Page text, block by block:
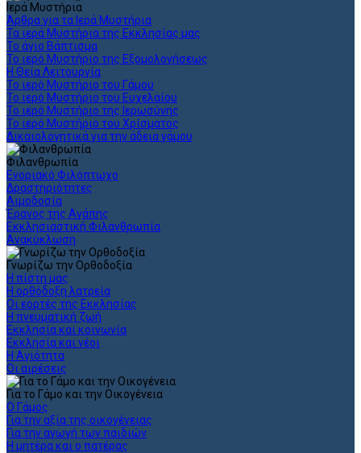
Ιερά Μυστήρια
Άρθρα για τα Ιερά Μυστήρια
Τα ιερά Μυστήρια της Εκκλησίας μας
Το άγιο Βάπτισμα
Το ιερό Μυστήριο της Εξομολογήσεως
Η Θεία Λειτουργία
Το ιερό Μυστήριο του Γάμου
Το ιερό Μυστήριο του Ευχελαίου
Το ιερό Μυστήριο της Ιερωσύνης
Το ιερό Μυστήριο του Χρίσματος
Δικαιολογητικά για την άδεια γάμου
Φιλανθρωπία
Ενοριακό Φιλόπτωχο
Δραστηριότητες
Αιμοδοσία
Έρανος της Αγάπης
Εκκλησιαστική Φιλανθρωπία
Ανακύκλωση
Γνωρίζω την Ορθοδοξία
Η πίστη μας
Η ορθόδοξη λατρεία
Οι εορτές της Εκκλησίας
Η πνευματική ζωή
Εκκλησία και κοινωνία
Εκκλησία και νέοι
Η Αγιότητα
Οι αιρέσεις
Για το Γάμο και την Οικογένεια
Ο Γάμος
Για την αξία της οικογένειας
Για την αγωγή των παιδιών
Η μητέρα και ο πατέρας